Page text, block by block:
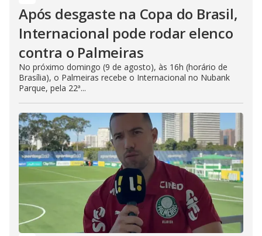
Após desgaste na Copa do Brasil,
Internacional pode rodar elenco
contra o Palmeiras
No próximo domingo (9 de agosto), às 16h (horário de
Brasília), o Palmeiras recebe o Internacional no Nubank
Parque, pela 22ª...